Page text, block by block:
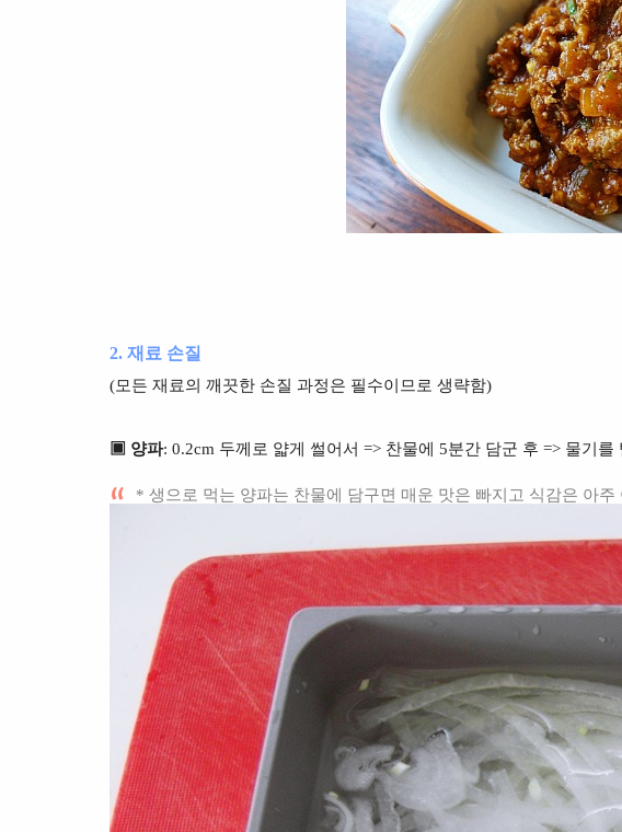
2. 재료 손질
(모든 재료의 깨끗한 손질 과정은 필수이므로 생략함)
▣ 양파: 0.2cm 두께로 얇게 썰어서 => 찬물에 5분간 담군 후 => 물기를
* 생으로 먹는 양파는 찬물에 담구면 매운 맛은 빠지고 식감은 아주